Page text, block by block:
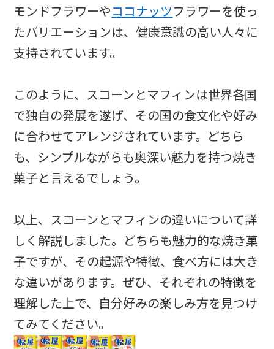
モンドフラワーやココナッツフラワーを使っ
たバリエーションは、健康意識の高い人々に
支持されています。
このように、スコーンとマフィンは世界各国
で独自の発展を遂げ、その国の食文化や好み
に合わせてアレンジされています。どちら
も、シンプルながらも奥深い魅力を持つ焼き
菓子と言えるでしょう。
以上、スコーンとマフィンの違いについて詳
しく解説しました。どちらも魅力的な焼き菓
子ですが、その起源や特徴、食べ方には大き
な違いがあります。ぜひ、それぞれの特徴を
理解した上で、自分好みの楽しみ方を見つけ
てみてください。